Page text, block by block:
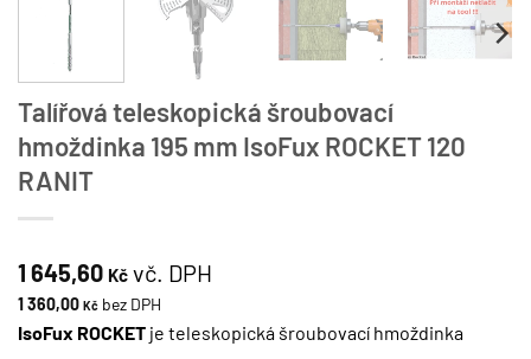
Talířová teleskopická šroubovací
hmoždinka 195 mm IsoFux ROCKET 120
RANIT
1 645,60 Kč vč. DPH
1 360,00 Kč bez DPH
IsoFux ROCKET je teleskopická šroubovací hmoždinka